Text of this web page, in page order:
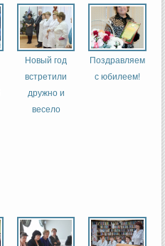
Новый год
встретили
дружно и
весело
Поздравляем
с юбилеем!